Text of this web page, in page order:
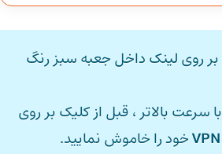
بر روی لینک داخل جعبه سبز رنگ
سرعت بالاتر ، قبل از کلیک بر روی
VPNخود را خاموش نمایید.